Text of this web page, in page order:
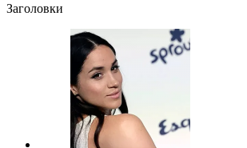
Заголовки